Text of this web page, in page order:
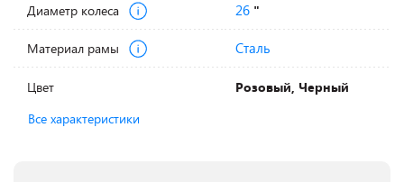
Диаметр колеса
26 "
Материал рамы Сталь
Цвет
Розовый, Черный
Все характеристики